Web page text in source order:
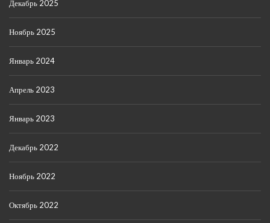
Декабрь 2025
Ноябрь 2025
Январь 2024
Апрель 2023
Январь 2023
Декабрь 2022
Ноябрь 2022
Октябрь 2022